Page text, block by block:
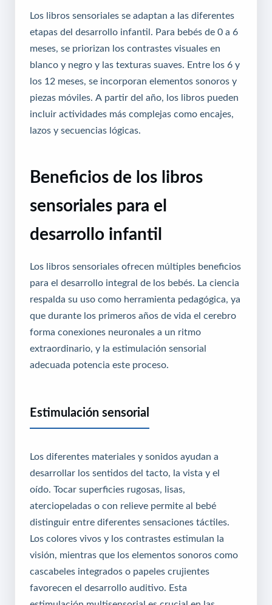
Los libros sensoriales se adaptan a las diferentes
etapas del desarrollo infantil. Para bebés de 0 a 6
meses, se priorizan los contrastes visuales en
blanco y negro y las texturas suaves. Entre los 6 y
los 12 meses, se incorporan elementos sonoros y
piezas móviles. A partir del año, los libros pueden
incluir actividades más complejas como encajes,
lazos y secuencias lógicas.
Beneficios de los libros
sensoriales para el
desarrollo infantil
Los libros sensoriales ofrecen múltiples beneficios
para el desarrollo integral de los bebés. La ciencia
respalda su uso como herramienta pedagógica, ya
que durante los primeros años de vida el cerebro
forma conexiones neuronales a un ritmo
extraordinario, y la estimulación sensorial
adecuada potencia este proceso.
Estimulación sensorial
Los diferentes materiales y sonidos ayudan a
desarrollar los sentidos del tacto, la vista y el
oído. Tocar superficies rugosas, lisas,
aterciopeladas o con relieve permite al bebé
distinguir entre diferentes sensaciones táctiles.
Los colores vivos y los contrastes estimulan la
visión, mientras que los elementos sonoros como
cascabeles integrados o papeles crujientes
favorecen el desarrollo auditivo. Esta